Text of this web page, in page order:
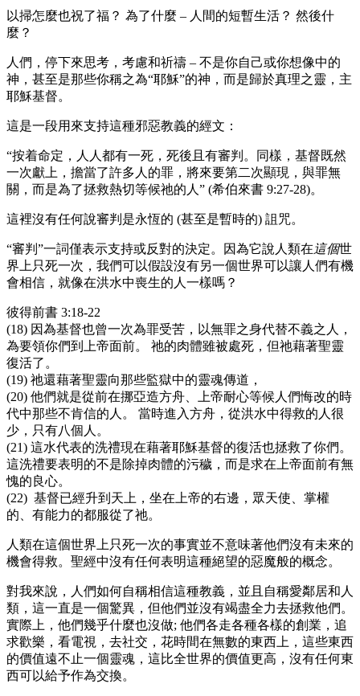
以掃怎麼也祝了福？ 為了什麼 – 人間的短暫生活？ 然後什
麼？
人們，停下來思考，考慮和祈禱 – 不是你自己或你想像中的
神，甚至是那些你稱之為“耶穌”的神，而是歸於真理之靈，主
耶穌基督。
這是一段用來支持這種邪惡教義的經文：
“按着命定，人人都有一死，死後且有審判。同樣，基督既然
一次獻上，擔當了許多人的罪，將來要第二次顯現，與罪無
關，而是為了拯救熱切等候祂的人” (希伯來書 9:27-28)。
這裡沒有任何說審判是永恆的 (甚至是暫時的) 詛咒。
“審判”一詞僅表示支持或反對的決定。因為它說人類在這個世
界上只死一次，我們可以假設沒有另一個世界可以讓人們有機
會相信，就像在洪水中喪生的人一樣嗎？
彼得前書 3:18-22
(18) 因為基督也曾一次為罪受苦，以無罪之身代替不義之人，
為要領你們到上帝面前。 祂的肉體雖被處死，但祂藉著聖靈
復活了。
(19) 祂還藉著聖靈向那些監獄中的靈魂傳道，
(20) 他們就是從前在挪亞造方舟、上帝耐心等候人們悔改的時
代中那些不肯信的人。 當時進入方舟，從洪水中得救的人很
少，只有八個人。
(21) 這水代表的洗禮現在藉著耶穌基督的復活也拯救了你們。
這洗禮要表明的不是除掉肉體的污穢，而是求在上帝面前有無
愧的良心。
(22) 基督已經升到天上，坐在上帝的右邊，眾天使、掌權
的、有能力的都服從了祂。
人類在這個世界上只死一次的事實並不意味著他們沒有未來的
機會得救。聖經中沒有任何表明這種絕望的惡魔般的概念。
對我來說，人們如何自稱相信這種教義，並且自稱愛鄰居和人
類，這一直是一個驚異，但他們並沒有竭盡全力去拯救他們。
實際上，他們幾乎什麼也沒做; 他們各走各種各樣的創業，追
求歡樂，看電視，去社交，花時間在無數的東西上，這些東西
的價值遠不止一個靈魂，這比全世界的價值更高，沒有任何東
西可以給予作為交換。